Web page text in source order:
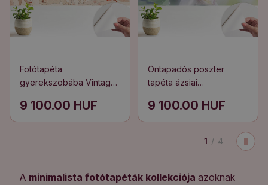
Fotótapéta
gyerekszobába Vintage
kikapcsolódás
9 100.00 HUF
Öntapadós poszter
tapéta ázsiai
9 100.00 HUF
1 / 4
A minimalista fotótapéták kollekciója azoknak